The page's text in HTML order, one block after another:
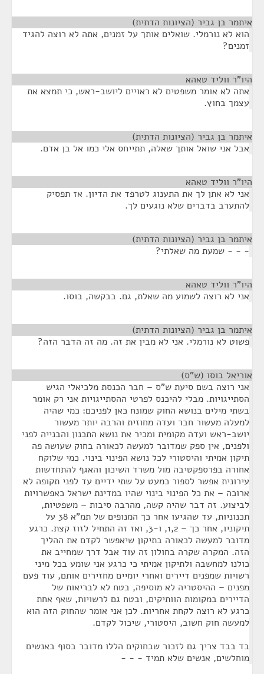
איתמר בן גביר (הציונות הדתית)
הוא לא נורמלי. שואלים אותך על זמנים, אתה לא רוצה להגיד
זמנים?
היו"ר ווליד טאהא
אתה לא אומר משפטים לא ראויים ליושב-ראש, כי תמצא את
עצמך בחוץ.
איתמר בן גביר (הציונות הדתית)
אבל אני שואל אותך שאלה, תתייחס אלי כמו אל בן אדם.
היו"ר ווליד טאהא
אני לא אתן לך את התענוג לטרפד את הדיון. אז תפסיק
להתערב בדברים שלא נוגעים לך.
איתמר בן גביר (הציונות הדתית)
- - - שמעת מה שאלתי?
היו"ר ווליד טאהא
אני לא רוצה לשמוע מה שאלת, גם. בבקשה, בוסו.
איתמר בן גביר (הציונות הדתית)
פשוט לא נורמלי. אני לא מבין את זה. מה זה הדבר הזה?
אוריאל בוסו (ש"ס)
אני רוצה בשם סיעת ש"ס – חבר הכנסת מלכיאלי הגיש
הסתייגויות. מבלי להיכנס לפרטי ההסתייגויות אני רק אומר
בשתי מילים בנושא החוק שמונח כאן לפניכם: כמי שהיה
למעלה מעשור חבר ועדה מחוזית והרבה יותר מעשור
יושב-ראש ועדה מקומית ומכיר את נושא התכנון והבנייה לפני
ולפנים, אין ספק שמדובר למעשה לכאורה בחוק שעושה פה
תיקון אמיתי והיסטורי לכל נושא הפינוי בינוי. כמי שלוקח
אחורה בפרספקטיבה מול משרד השיכון והאגף להתחדשות
עירונית אפשר לספור כמעט על שתי ידיים עד לפני תקופה לא
ארוכה – את כל הפינוי בינוי שהיו במדינת ישראל כאפשרויות
לביצוע. זה דבר שהיה קשה, מהרבה סיבות – משפטיות,
תכנוניות, עד שהגיעו אחר כך המנופים של תמ"א 38 על
תיקוניו, אחר כך – 1,2, ו-3, ואז זה התחיל לזוז קצת. כרגע
מדובר למעשה לכאורה בתיקון שיאפשר לקדם את ההליך
הזה. המקרה שקרה בחולון זה עוד אבל דרך שמחייב את
כולנו למחשבה ולתיקון אמיתי כי כרגע אני שומע בכל מיני
רשויות שמפנים דיירים ואחרי יומיים מחזירים אותם, עוד פעם
מפנים – ההיסטריה לא מוסיפה, בטח לא לבריאות של
הדיירים במקומות הוותיקים, ובטח גם לרשויות, שאף אחת
כרגע לא רוצה לקחת אחריות. לכן אני אומר שהחוק הזה הוא
למעשה חוק חשוב, היסטורי, שיכול לקדם.
בד בבד צריך גם לזכור שבחוקים הללו מדובר בסוף באנשים
מוחלשים, אנשים שלא תמיד - - -